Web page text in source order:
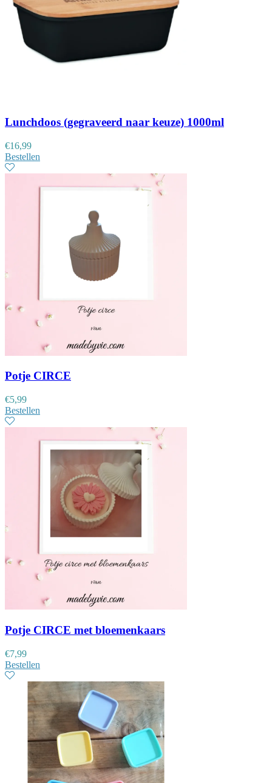
Lunchdoos (gegraveerd naar keuze) 1000ml
€16,99
Bestellen
Potje CIRCE
€5,99
Bestellen
Potje CIRCE met bloemenkaars
€7,99
Bestellen